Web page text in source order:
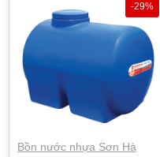
-29%
Bồn nước nhựa Sơn Hà